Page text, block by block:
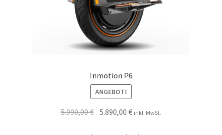
Inmotion P6
ANGEBOT!
5.990,00€ 5.890,00€ inkl. MwSt.